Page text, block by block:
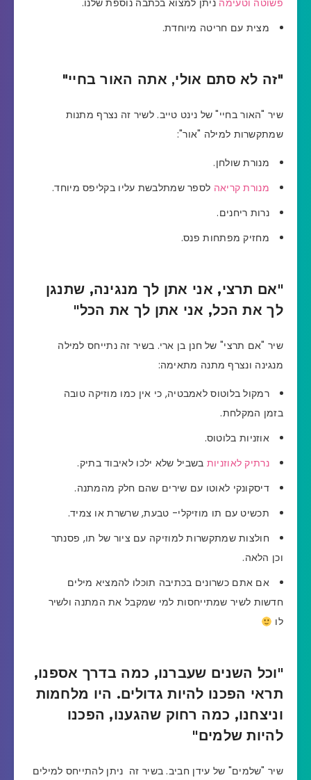
פשוטה וטעימה ניתן למצוא בכתבה נוספת שלנו.
מצית עם חריטה מיוחדת.
"זה לא סתם אולי, אתה האור בחיי"
שיר "האור בחיי" של נינט טייב. לשיר זה נצרף מתנות
שמתקשרות למילה "אור":
מנורת שולחן.
מנורת קריאה לספר שמתלבשת עליו בקליפס מיוחד.
נרות ריחנים.
מחזיק מפתחות פנס.
"אם תרצי, אני אתן לך מנגינה, שתנגן
לך את הכל, אני אתן לך את הכל"
שיר "אם תרצי" של חנן בן ארי. בשיר זה נתייחס למילה
מנגינה ונצרף מתנה מתאימה:
רמקול בלוטוס לאמבטיה, כי אין כמו מוזיקה טובה
בזמן המקלחת.
אוזניות בלוטוס.
נרתיק לאוזניות בשביל שלא ילכו לאיבוד בתיק.
דיסקונקי לאוטו עם שירים שהם חלק מהמתנה.
תכשיט עם תו מוזיקלי- טבעת, שרשרת או צמיד.
חולצות שמתקשרות למוזיקה עם ציור של תו, פסנתר
וכן הלאה.
אם אתם כשרונים בכתיבה תוכלו להמציא מילים
חדשות לשיר שמתייחסות למי שמקבל את המתנה ולשיר
לו
"וכל השנים שעברנו, כמה בדרך אספנו,
תראי הפכנו להיות גדולים. היו מלחמות
וניצחנו, כמה רחוק שהגענו, הפכנו
להיות שלמים"
שיר "שלמים" של עידן חביב. בשיר זה ניתן להתייחס למילים